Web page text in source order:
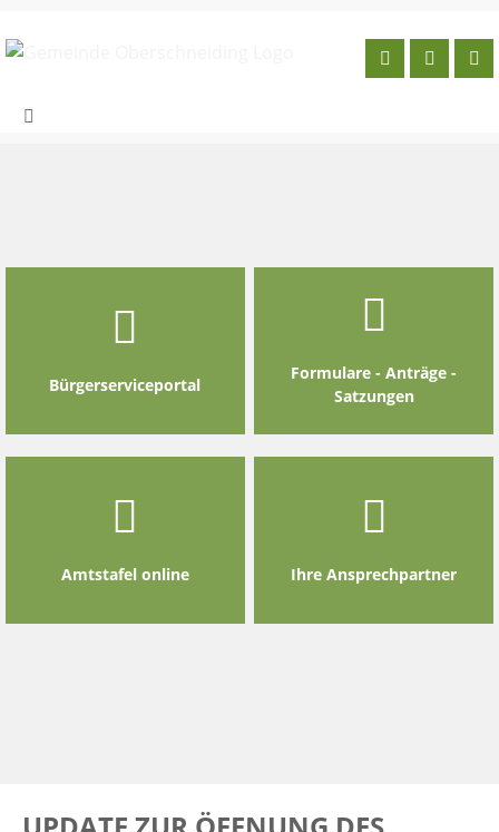
content
Bürgerserviceportal
Formulare - Anträge -
Satzungen
Amtstafel online Ihre Ansprechpartner